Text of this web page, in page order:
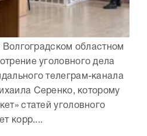
Волгоградском областном
уголовного дела
телеграм-канала
Серенко, которому
статей уголовного
корр....